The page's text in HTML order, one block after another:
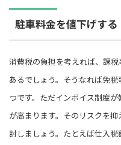
駐車料金を値下げする
消費税の負担を考えれば、課
あるでしょう。そうなれば免
つです。ただインボイス制度
が高まります。そのリスクを
討しましょう。たとえば仕入